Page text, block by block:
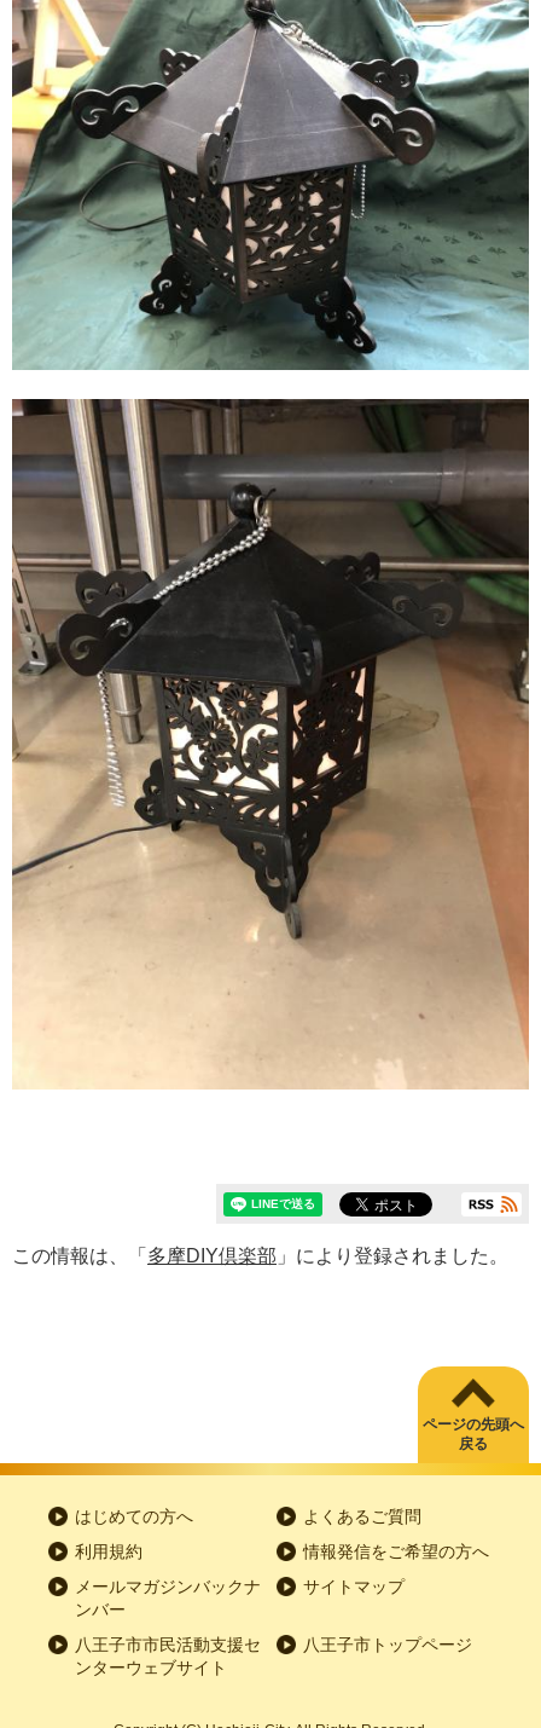
この情報は、「 多摩DIY倶楽部 」により登録されました。
ページの先頭へ
戻る
はじめての方へ
よくあるご質問
利用規約
情報発信をご希望の方へ
メールマガジンバックナ
ンバー
サイトマップ
八王子市市民活動支援セ
ンターウェブサイト
八王子市トップページ